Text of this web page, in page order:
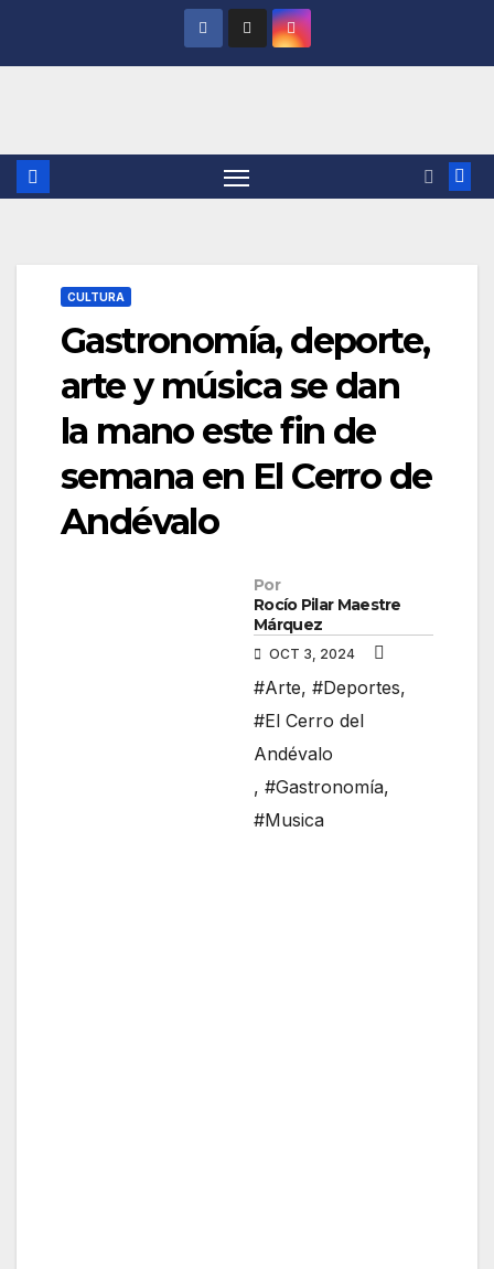
CULTURA
Gastronomía, deporte,
arte y música se dan
la mano este fin de
semana en El Cerro de
Andévalo
Por
Rocío Pilar Maestre
Márquez
OCT 3, 2024
#Arte, #Deportes,
#El Cerro del
Andévalo
, #Gastronomía,
#Musica